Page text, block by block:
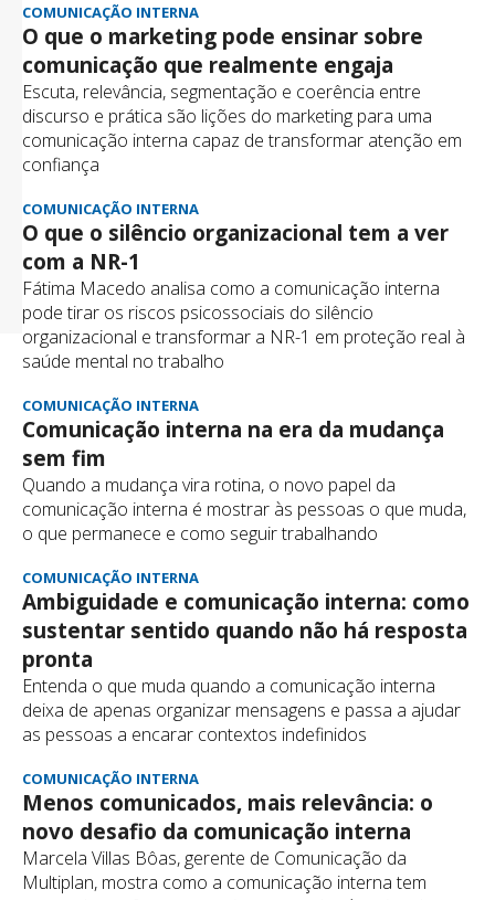
COMUNICAÇÃO INTERNA
O que o marketing pode ensinar sobre
comunicação que realmente engaja
Escuta, relevância, segmentação e coerência entre
discurso e prática são lições do marketing para uma
comunicação interna capaz de transformar atenção em
confiança
COMUNICAÇÃO INTERNA
O que o silêncio organizacional tem a ver
com a NR-1
Fátima Macedo analisa como a comunicação interna
pode tirar os riscos psicossociais do silêncio
organizacional e transformar a NR-1 em proteção real à
saúde mental no trabalho
COMUNICAÇÃO INTERNA
Comunicação interna na era da mudança
sem fim
Quando a mudança vira rotina, o novo papel da
comunicação interna é mostrar às pessoas o que muda,
o que permanece e como seguir trabalhando
COMUNICAÇÃO INTERNA
Ambiguidade e comunicação interna: como
sustentar sentido quando não há resposta
pronta
Entenda o que muda quando a comunicação interna
deixa de apenas organizar mensagens e passa a ajudar
as pessoas a encarar contextos indefinidos
COMUNICAÇÃO INTERNA
Menos comunicados, mais relevância: o
novo desafio da comunicação interna
Marcela Villas Bôas, gerente de Comunicação da
Multiplan, mostra como a comunicação interna tem